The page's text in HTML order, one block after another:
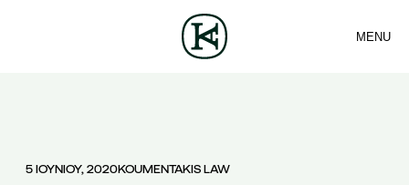
ΕΠΙΚΟΙΝΩΝΙΑ
MENU
5 ΙΟΥΝΙΟΥ, 2020KOUMENTAKIS LAW